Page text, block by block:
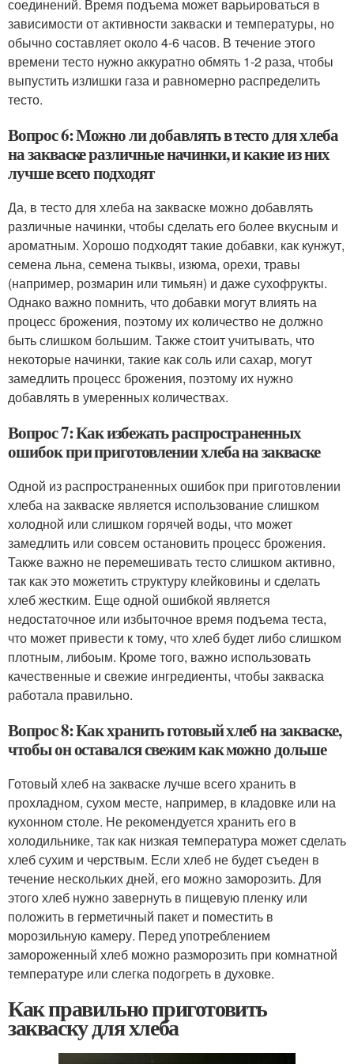
соединений. Время подъема может варьироваться в
зависимости от активности закваски и температуры, но
обычно составляет около 4-6 часов. В течение этого
времени тесто нужно аккуратно обмять 1-2 раза, чтобы
выпустить излишки газа и равномерно распределить
тесто.
Вопрос 6: Можно ли добавлять в тесто для хлеба
на закваске различные начинки, и какие из них
лучше всего подходят
Да, в тесто для хлеба на закваске можно добавлять
различные начинки, чтобы сделать его более вкусным и
ароматным. Хорошо подходят такие добавки, как кунжут,
семена льна, семена тыквы, изюма, орехи, травы
(например, розмарин или тимьян) и даже сухофрукты.
Однако важно помнить, что добавки могут влиять на
процесс брожения, поэтому их количество не должно
быть слишком большим. Также стоит учитывать, что
некоторые начинки, такие как соль или сахар, могут
замедлить процесс брожения, поэтому их нужно
добавлять в умеренных количествах.
Вопрос 7: Как избежать распространенных
ошибок при приготовлении хлеба на закваске
Одной из распространенных ошибок при приготовлении
хлеба на закваске является использование слишком
холодной или слишком горячей воды, что может
замедлить или совсем остановить процесс брожения.
Также важно не перемешивать тесто слишком активно,
так как это можетить структуру клейковины и сделать
хлеб жестким. Еще одной ошибкой является
недостаточное или избыточное время подъема теста,
что может привести к тому, что хлеб будет либо слишком
плотным, либоым. Кроме того, важно использовать
качественные и свежие ингредиенты, чтобы закваска
работала правильно.
Вопрос 8: Как хранить готовый хлеб на закваске,
чтобы он оставался свежим как можно дольше
Готовый хлеб на закваске лучше всего хранить в
прохладном, сухом месте, например, в кладовке или на
кухонном столе. Не рекомендуется хранить его в
холодильнике, так как низкая температура может сделать
хлеб сухим и черствым. Если хлеб не будет съеден в
течение нескольких дней, его можно заморозить. Для
этого хлеб нужно завернуть в пищевую пленку или
положить в герметичный пакет и поместить в
морозильную камеру. Перед употреблением
замороженный хлеб можно разморозить при комнатной
температуре или слегка подогреть в духовке.
Как правильно приготовить
закваску для хлеба